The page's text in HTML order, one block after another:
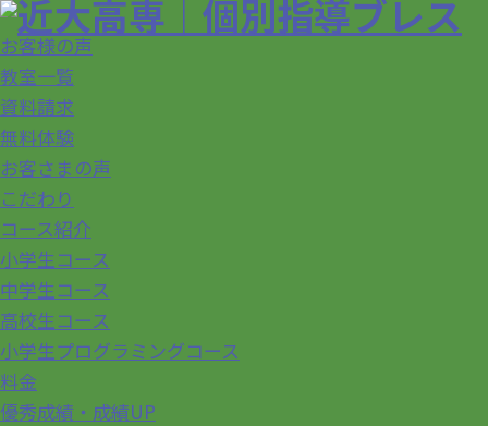
お客様の声
教室一覧
資料請求
無料体験
お客さまの声
こだわり
コース紹介
小学生コース
中学生コース
高校生コース
小学生プログラミングコース
料金
優秀成績・成績UP